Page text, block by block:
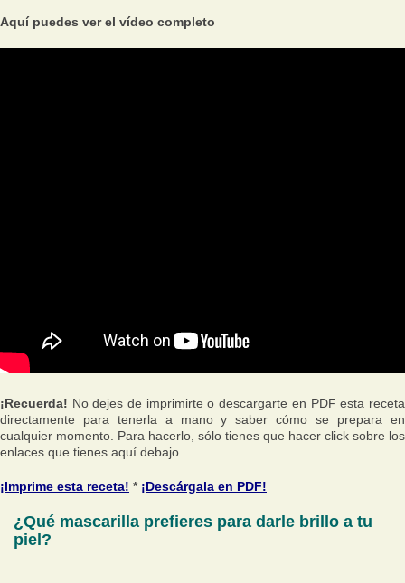
Aquí puedes ver el vídeo completo
¡Recuerda! No dejes de imprimirte o descargarte en PDF esta receta
directamente para tenerla a mano y saber cómo se prepara en
cualquier momento. Para hacerlo, sólo tienes que hacer click sobre los
enlaces que tienes aquí debajo.
¡Imprime esta receta! * ¡Descárgala en PDF!
¿Qué mascarilla prefieres para darle brillo a tu
piel?